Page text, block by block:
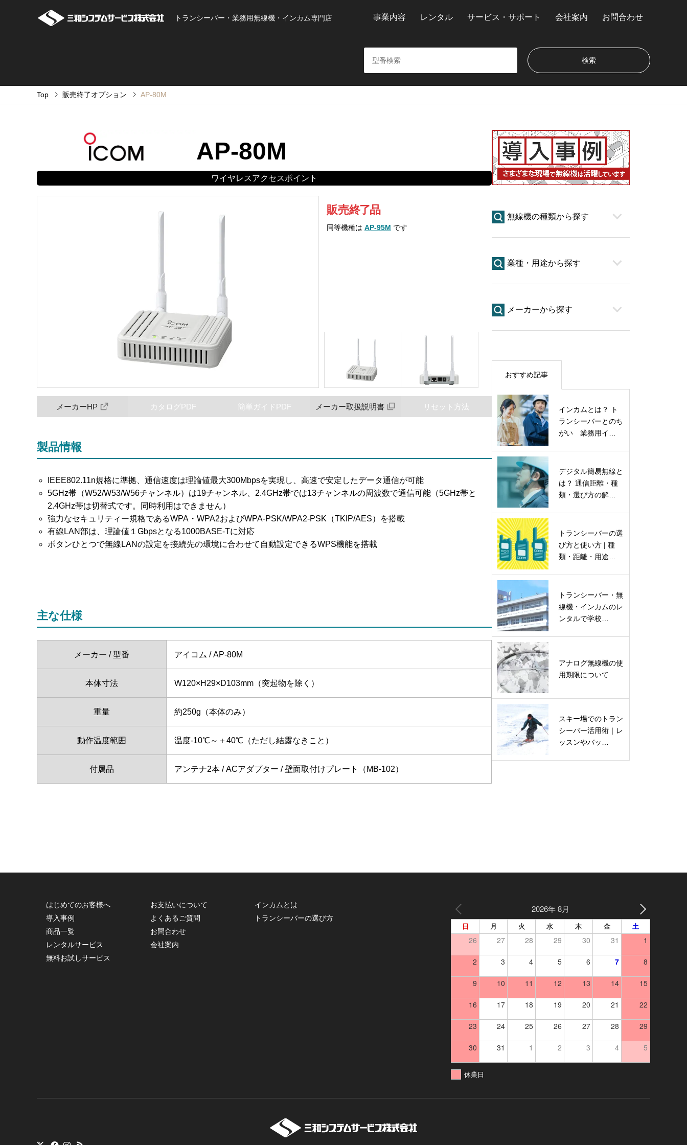
トランシーバー・業務用無線機・インカム専門店 事業内容 レンタル サービス・サポート 会社案内 お問合わせ
Top 販売終了オプション AP-80M
AP-80M
ワイヤレスアクセスポイント
販売終了品
同等機種は AP-95M です
メーカーHP カタログPDF 簡単ガイドPDF メーカー取扱説明書 リセット方法
製品情報
IEEE802.11n規格に準拠、通信速度は理論値最大300Mbpsを実現し、高速で安定したデータ通信が可能
5GHz帯（W52/W53/W56チャンネル）は19チャンネル、2.4GHz帯では13チャンネルの周波数で通信可能（5GHz帯と
2.4GHz帯は切替式です。同時利用はできません）
強力なセキュリティー規格であるWPA・WPA2およびWPA-PSK/WPA2-PSK（TKIP/AES）を搭載
有線LAN部は、理論値１Gbpsとなる1000BASE-Tに対応
ボタンひとつで無線LANの設定を接続先の環境に合わせて自動設定できるWPS機能を搭載
主な仕様
メーカー / 型番 アイコム / AP-80M
本体寸法 W120×H29×D103mm（突起物を除く）
重量 約250g（本体のみ）
動作温度範囲 温度-10℃～＋40℃（ただし結露なきこと）
付属品 アンテナ2本 / ACアダプター / 壁面取付けプレート（MB-102）
無線機の種類から探す
業種・用途から探す
メーカーから探す
おすすめ記事
インカムとは？ ト
ランシーバーとのち
がい 業務用イ…
デジタル簡易無線と
は？ 通信距離・種
類・選び方の解…
トランシーバーの選
び方と使い方 | 種
類・距離・用途…
トランシーバー・無
線機・インカムのレ
ンタルで学校…
アナログ無線機の使
用期限について
スキー場でのトラン
シーバー活用術｜レ
ッスンやバッ…
はじめてのお客様へ
導入事例
商品一覧
レンタルサービス
無料お試しサービス
お支払いについて
よくあるご質問
お問合わせ
会社案内
インカムとは
トランシーバーの選び方
2026年 8月
日 月 火 水 木 金 土
26 27 28 29 30 31 1
2 3 4 5 6 7 8
9 10 11 12 13 14 15
16 17 18 19 20 21 22
23 24 25 26 27 28 29
30 31 1 2 3 4 5
休業日